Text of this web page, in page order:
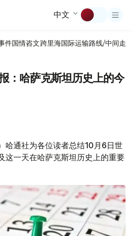
中文
件国情咨文跨里海国际运输路线/中间走廊
：哈萨克斯坦历史上的今
哈通社为各位读者总结10月6日世
这一天在哈萨克斯坦历史上的重要